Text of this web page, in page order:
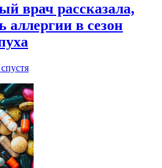
врач рассказала,
аллергии в сезон